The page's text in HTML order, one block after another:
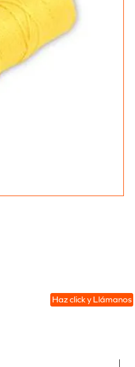
Haz click y Llámanos